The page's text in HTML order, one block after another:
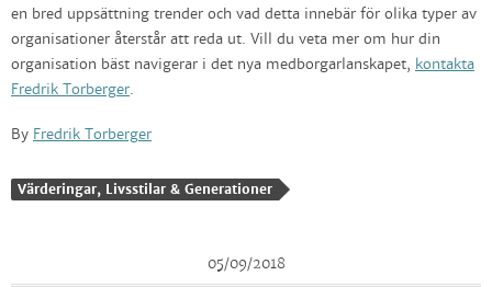
en bred uppsättning trender och vad detta innebär för olika typer av
organisationer återstår att reda ut. Vill du veta mer om hur din
organisation bäst navigerar i det nya medborgarlanskapet, kontakta
Fredrik Torberger.
By Fredrik Torberger
Värderingar, Livsstilar & Generationer
05/09/2018